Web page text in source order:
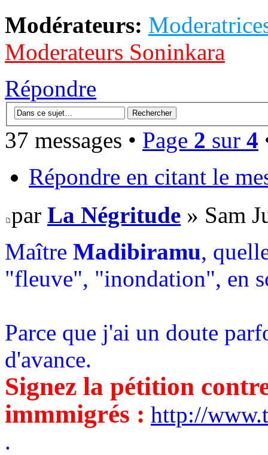
Modérateurs:
Moderateurs Soninkara
Répondre
37 messages • Page 2 sur 4
Répondre en citant le
par La Négritude » Sam
Maître Madibiramu,
"fleuve", "inondation", en
Parce que j'ai un doute
d'avance.
Signez la pétition
immmigrés : http://
.